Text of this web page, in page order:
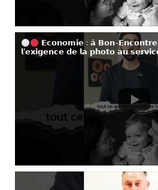
𝗘𝗰𝗼𝗻𝗼𝗺𝗶𝗲 : 𝗮̀ 𝗕𝗼𝗻-
𝗹’𝗲𝘅𝗶𝗴𝗲𝗻𝗰𝗲 𝗱𝗲 𝗹𝗮 𝗽𝗵𝗼𝘁𝗼 𝗮𝘂